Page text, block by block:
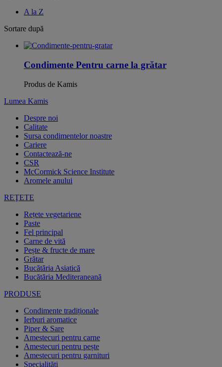
A la Z
Sortare după
Condimente Pentru carne la grătar
Produs de Kamis
Lumea Kamis
Despre noi
Calitate
Sursa condimentelor noastre
Cariere
Contactează-ne
CSR
McCormick Science Institute
Aromele anului
REŢETE
Rețete vegetariene
Paste
Fel principal
Carne de vită
Pește & fructe de mare
Grătar
Bucătăria Asiatică
Bucătăria Mediteraneană
PRODUSE
Condimente tradiționale
Ierburi aromatice
Piper & Sare
Amestecuri pentru carne
Amestecuri pentru pește
Amestecuri pentru garnituri
Specialități